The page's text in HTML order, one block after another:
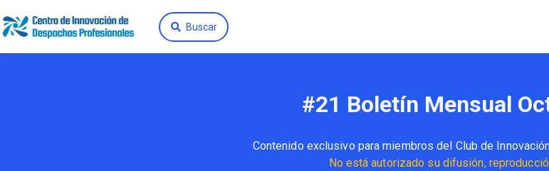
Buscar
#21 Boletín Mensual
Contenido exclusivo para miembros del Club de
No está autorizado su difusión,